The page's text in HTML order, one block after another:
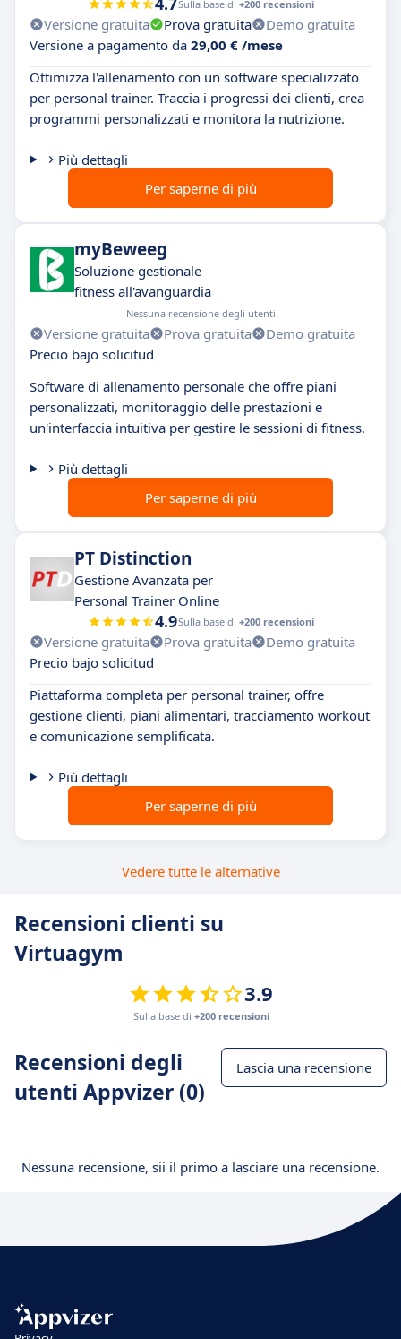
Sulla base di +200 recensioni
Versione gratuita Prova gratuita
Demo gratuita
Versione a pagamento da 29,00 € /mese
Ottimizza l'allenamento con un software specializzato
per personal trainer. Traccia i progressi dei clienti, crea
programmi personalizzati e monitora la nutrizione.
Più dettagli
Per saperne di più
myBeweeg
Soluzione gestionale
fitness all'avanguardia
Nessuna recensione degli utenti
Versione gratuita Prova gratuita
Demo gratuita
Precio bajo solicitud
Software di allenamento personale che offre piani
personalizzati, monitoraggio delle prestazioni e
un'interfaccia intuitiva per gestire le sessioni di fitness.
Più dettagli
Per saperne di più
PT Distinction
Gestione Avanzata per
Personal Trainer Online
4.9Sulla base di +200 recensioni
Versione gratuita Prova gratuita
Demo gratuita
Precio bajo solicitud
Piattaforma completa per personal trainer, offre
gestione clienti, piani alimentari, tracciamento workout
e comunicazione semplificata.
Più dettagli
Per saperne di più
Vedere tutte le alternative
Recensioni clienti su
Virtuagym
3.9
Sulla base di +200 recensioni
Recensioni degli
utenti Appvizer (0)
Lascia una recensione
Nessuna recensione, sii il primo a lasciare una recensione.